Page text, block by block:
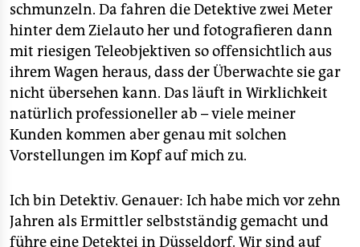
schmunzeln. Da fahren die Detektive zwei Meter
hinter dem Zielauto her und fotografieren dann
mit riesigen Teleobjektiven so offensichtlich aus
ihrem Wagen heraus, dass der Überwachte sie gar
nicht übersehen kann. Das läuft in Wirklichkeit
natürlich professioneller ab – viele meiner
Kunden kommen aber genau mit solchen
Vorstellungen im Kopf auf mich zu.
Ich bin Detektiv. Genauer: Ich habe mich vor zehn
Jahren als Ermittler selbstständig gemacht und
führe eine Detektei in Düsseldorf. Wir sind auf